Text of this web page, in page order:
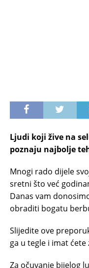
Ljudi koji žive na
poznaju najbolje
Mnogi rado dijele
sretni što već
Danas vam
obraditi bogatu
Slijedite ove
ga u tegle i imat
Za očuvanje bijelog